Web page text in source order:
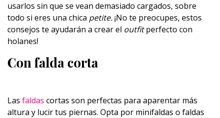
usarlos sin que se vean demasiado cargados, sobre
todo si eres una chica petite.¡No te preocupes, estos
consejos te ayudarán a crear el outfitperfecto con
holanes!
Con falda corta
Las faldas cortas son perfectas para aparentar más
altura y lucir tus piernas. Opta por minifaldas o faldas